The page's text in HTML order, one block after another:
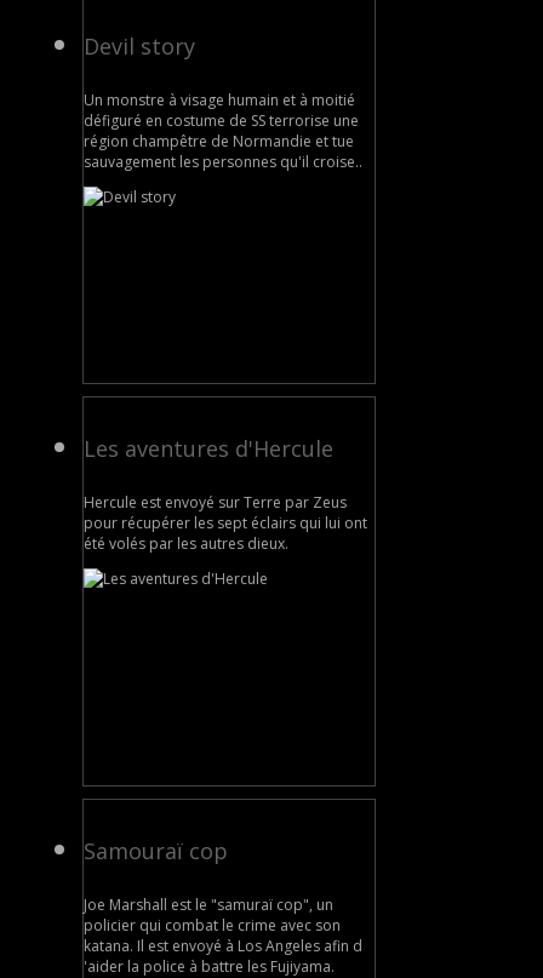
Devil story
Un monstre à visage humain et à moitié
défiguré en costume de SS terrorise une
région champêtre de Normandie et tue
sauvagement les personnes qu'il croise..
Les aventures d'Hercule
Hercule est envoyé sur Terre par Zeus
pour récupérer les sept éclairs qui lui ont
été volés par les autres dieux.
Samouraï cop
Joe Marshall est le "samuraï cop", un
policier qui combat le crime avec son
katana. Il est envoyé à Los Angeles afin d
'aider la police à battre les Fujiyama.